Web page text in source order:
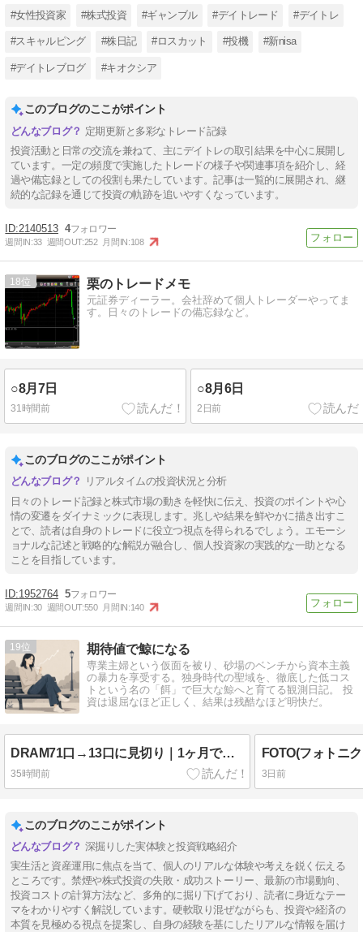
#女性投資家 #株式投資 #ギャンブル #デイトレード #デイトレ
#スキャルピング #株日記 #ロスカット #投機 #新nisa
#デイトレブログ #キオクシア
このブログのここがポイント
定期更新と多彩なトレード記録
投資活動と日常の交流を兼ねて、主にデイトレの取引結果を中心に展開し
ています。一定の頻度で実施したトレードの様子や関連事項を紹介し、経
過や備忘録としての役割も果たしています。記事は一覧的に展開され、継
続的な記録を通じて投資の軌跡を追いやすくなっています。
2140513 4
週間IN:33 週間OUT:252 月間IN:108
18 栗のトレードメモ
元証券ディーラー。会社辞めて個人トレーダーやってま
す。日々のトレードの備忘録など。
○8月7日
31時間前
○8月6日
2日前
このブログのここがポイント
リアルタイムの投資状況と分析
日々のトレード記録と株式市場の動きを軽快に伝え、投資のポイントや心
情の変遷をダイナミックに表現します。兆しや結果を鮮やかに描き出すこ
とで、読者は自身のトレードに役立つ視点を得られるでしょう。エモーシ
ョナルな記述と戦略的な解説が融合し、個人投資家の実践的な一助となる
ことを目指しています。
1952764 5
週間IN:30 週間OUT:550 月間IN:140
19 期待値で鯨になる
専業主婦という仮面を被り、砂場のベンチから資本主義
の暴力を享受する。独身時代の聖域を、徹底した低コス
トという名の「餌」で巨大な鯨へと育てる観測日記。 投
資は退屈なほど正しく、結果は残酷なほど明快だ。
DRAM71口→13口に見切り｜1ヶ月で前言撤回した個別株回帰【2026年8月資産公開】
35時間前 3日前
このブログのここがポイント
深掘りした実体験と投資戦略紹介
実生活と資産運用に焦点を当て、個人のリアルな体験や考えを鋭く伝える
ところです。禁煙や株式投資の失敗・成功ストーリー、最新の市場動向、
投資コストの計算方法など、多角的に掘り下げており、読者に身近なテー
マをわかりやすく解説しています。硬軟取り混ぜながらも、投資や経済の
本質を見極める視点を提案し、自身の経験を基にしたリアルな情報を届け